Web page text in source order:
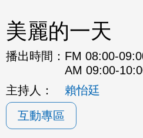
美麗的一天
播出時間： FM 08:00-
AM 09:00-
主持人：
賴怡廷
互動專區